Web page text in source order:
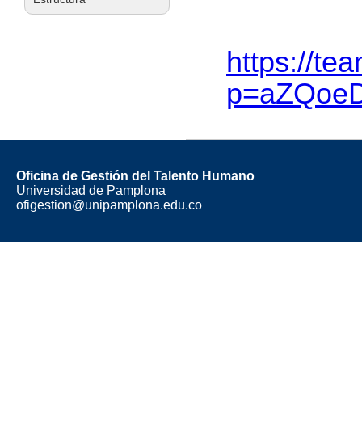
https://
Oficina de Gestión del Talento Humano
Universidad de Pamplona
ofigestion@unipamplona.edu.co